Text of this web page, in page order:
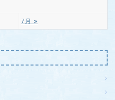
7月 »